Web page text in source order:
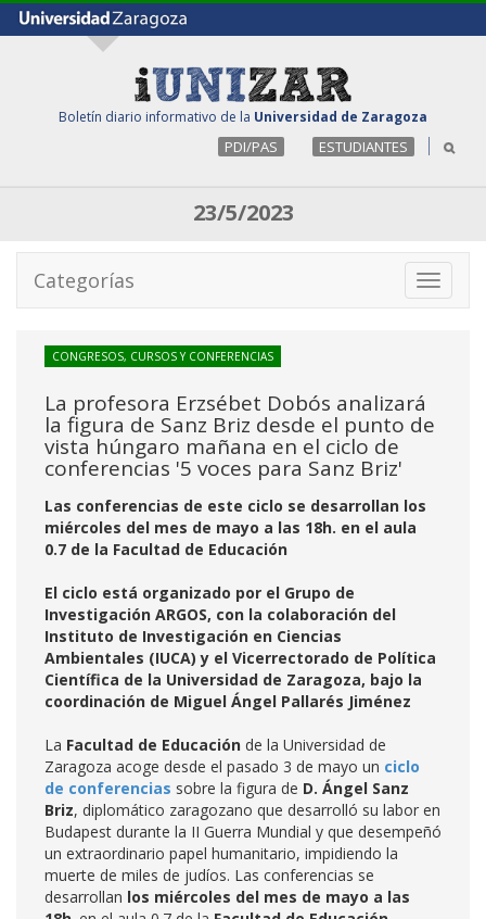
Boletín diario informativo de la Universidad de Zaragoza
PDI/PAS ESTUDIANTES
23/5/2023
Toggle
Categorías
CONGRESOS, CURSOS Y CONFERENCIAS
La profesora Erzsébet Dobós analizará
la figura de Sanz Briz desde el punto de
vista húngaro mañana en el ciclo de
conferencias '5 voces para Sanz Briz'
Las conferencias de este ciclo se desarrollan los
miércoles del mes de mayo a las 18h. en el aula
0.7 de la Facultad de Educación
El ciclo está organizado por el Grupo de
Investigación ARGOS, con la colaboración del
Instituto de Investigación en Ciencias
Ambientales (IUCA) y el Vicerrectorado de Política
Científica de la Universidad de Zaragoza, bajo la
coordinación de Miguel Ángel Pallarés Jiménez
La Facultad de Educación de la Universidad de
Zaragoza acoge desde el pasado 3 de mayo un ciclo
de conferencias sobre la figura de D. Ángel Sanz
Briz, diplomático zaragozano que desarrolló su labor en
Budapest durante la II Guerra Mundial y que desempeñó
un extraordinario papel humanitario, impidiendo la
muerte de miles de judíos. Las conferencias se
desarrollan los miércoles del mes de mayo a las